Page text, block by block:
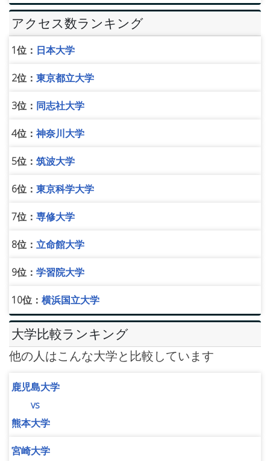
アクセス数ランキング
1位： 日本大学
2位： 東京都立大学
3位： 同志社大学
4位： 神奈川大学
5位： 筑波大学
6位： 東京科学大学
7位： 専修大学
8位： 立命館大学
9位： 学習院大学
10位： 横浜国立大学
大学比較ランキング
他の人はこんな大学と比較しています
鹿児島大学
vs
熊本大学
宮崎大学